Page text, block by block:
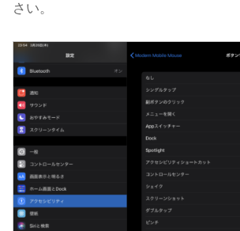
さい。